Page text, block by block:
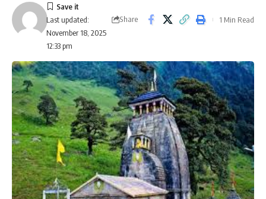
Last updated:
November 18, 2025
12:33 pm
Share 1 Min Read